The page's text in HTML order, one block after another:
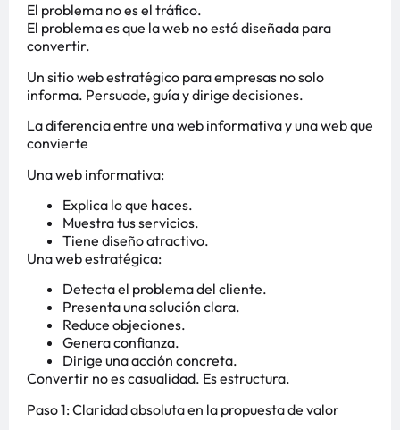
El problema no es el tráfico.
El problema es que la web no está diseñada para
convertir.
Un sitio web estratégico para empresas no solo
informa. Persuade, guía y dirige decisiones.
La diferencia entre una web informativa y una web que
convierte
Una web informativa:
Explica lo que haces.
Muestra tus servicios.
Tiene diseño atractivo.
Una web estratégica:
Detecta el problema del cliente.
Presenta una solución clara.
Reduce objeciones.
Genera confianza.
Dirige una acción concreta.
Convertir no es casualidad. Es estructura.
Paso 1: Claridad absoluta en la propuesta de valor